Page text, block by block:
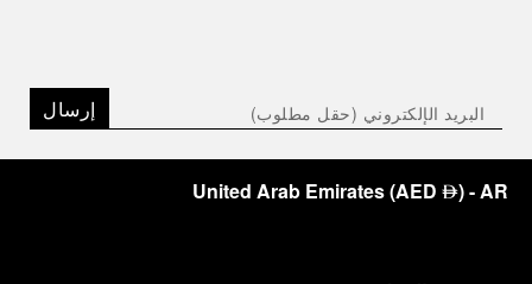
إرسال
United Arab Emirates(AED ⃃)- AR